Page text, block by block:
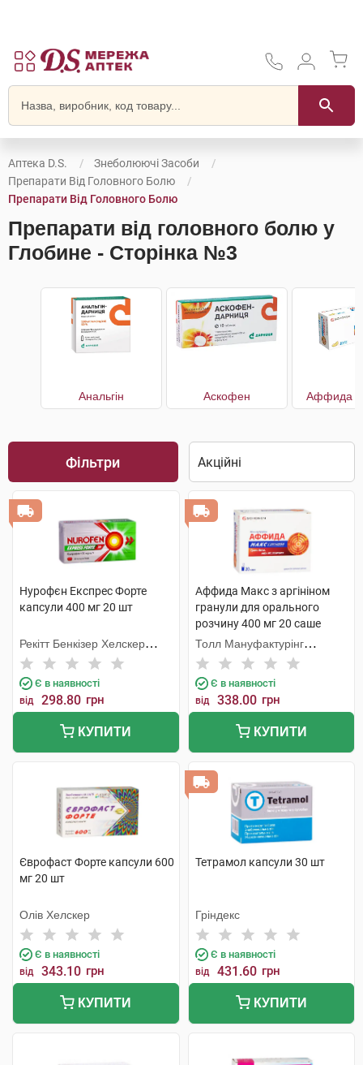
Аптека D.S.
Знеболюючі Засоби
Препарати Від Головного Болю
Препарати Від Головного Болю
Препарати від головного болю у
Глобине - Сторінка №3
Анальгін Аскофен Аффида
Фільтри
Нурофєн Експрес Форте
капсули 400 мг 20 шт
Рекітт Бенкізер Хелскер
Інтернешнл
Є в наявності
від 298.80 грн
КУПИТИ
Аффида Макс з аргініном
гранули для орального
розчину 400 мг 20 саше
Толл Мануфактурінг
Сервісез
Є в наявності
від 338.00 грн
КУПИТИ
Єврофаст Форте капсули 600
мг 20 шт
Олів Хелскер
Є в наявності
від 343.10 грн
КУПИТИ
Тетрамол капсули 30 шт
Гріндекс
Є в наявності
від 431.60 грн
КУПИТИ